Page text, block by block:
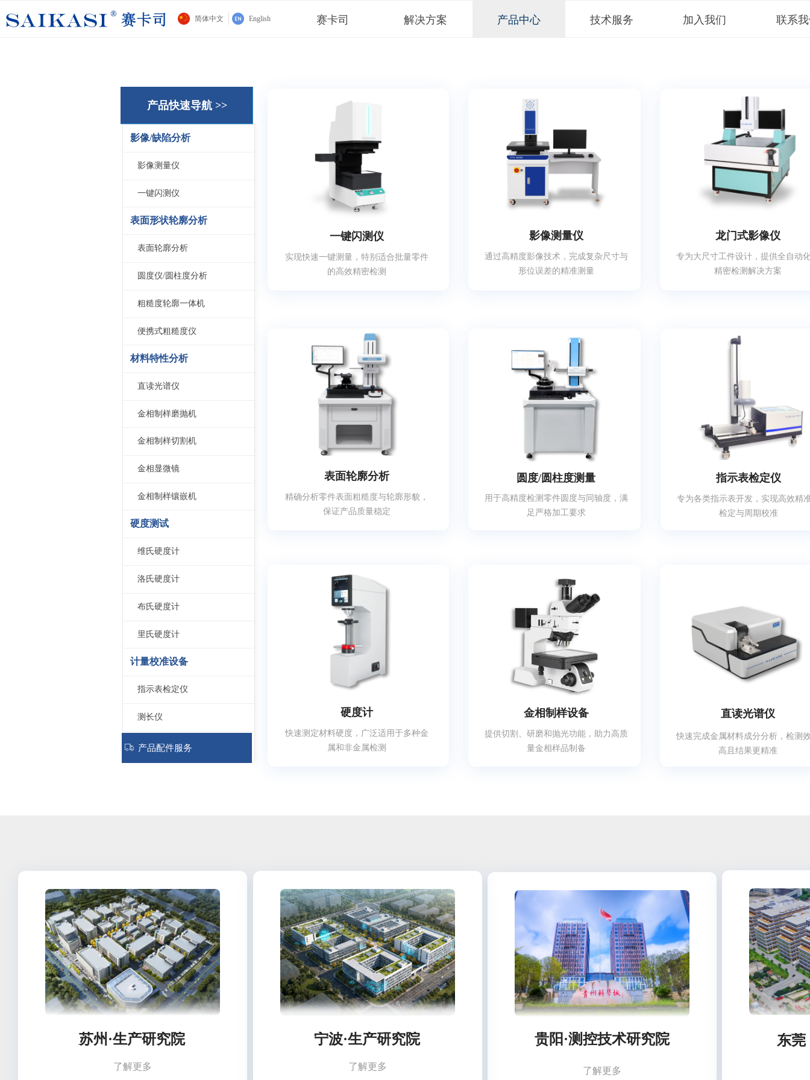
赛卡司 解决方案 产品中心 技术服务 加入我们 联系
简体中文 English
产品快速导航 >>
影像/缺陷分析
影像测量仪
一键闪测仪
表面形状轮廓分析
表面轮廓分析
圆度仪/圆柱度分析
粗糙度轮廓一体机
便携式粗糙度仪
材料特性分析
直读光谱仪
金相制样磨抛机
金相制样切割机
金相显微镜
金相制样镶嵌机
硬度测试
维氏硬度计
洛氏硬度计
布氏硬度计
里氏硬度计
计量校准设备
指示表检定仪
测长仪
量块比较测量仪
ꄉ 产品配件服务
一键闪测仪
实现快速一键测量，特别适合批量零件
的高效精密检测
影像测量仪
通过高精度影像技术，完成复杂尺寸与
形位误差的精准测量
龙门式影像仪
专为大尺寸工件设计，提供全自动
精密检测解决方案
表面轮廓分析
精确分析零件表面粗糙度与轮廓形貌，
保证产品质量稳定
圆度/圆柱度测量
用于高精度检测零件圆度与同轴度，满
足严格加工要求
指示表检定仪
专为各类指示表开发，实现高效精
检定与周期校准
硬度计
快速测定材料硬度，广泛适用于多种金
属和非金属检测
金相制样设备
提供切割、研磨和抛光功能，助力高质
量金相样品制备
直读光谱仪
快速完成金属材料成分分析，检测
高且结果更精准
苏州·生产研究院
了解更多
贵阳·测控技术研究院
了解更多
东莞
宁波·生产研究院
了解更多